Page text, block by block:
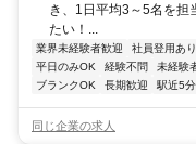
き、1日平均3～5名を担
たい！...
業界未経験者歓迎 社員登用あり
平日のみOK
経験不問 未経験
ブランクOK
長期歓迎 駅近5
同じ企業の求人